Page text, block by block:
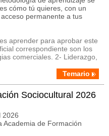
cómo tú quieres, con un
permanente a tus
aprender para aprobar este
correspondiente son los
comerciales. 2- Liderazgo,
Temario
Sociocultural 2026
2026
Academia de Formación